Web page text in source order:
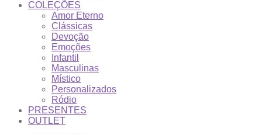
COLEÇÕES
Amor Eterno
Clássicas
Devoção
Emoções
Infantil
Masculinas
Místico
Personalizados
Ródio
PRESENTES
OUTLET